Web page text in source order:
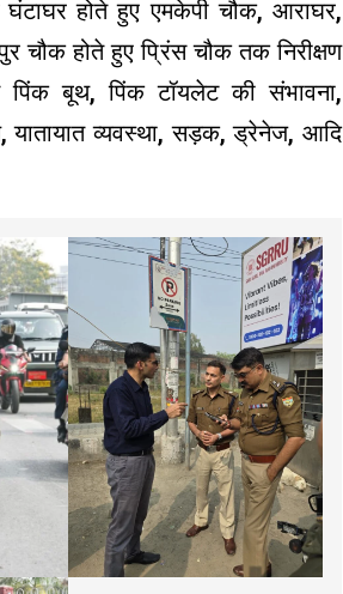
घंटाघर होते हुए एमकेपी चौक, आराघर,
चौक होते हुए प्रिंस चौक तक निरीक्षण
पिंक बूथ, पिंक टॉयलेट की संभावना,
यातायात व्यवस्था, सड़क, ड्रेनेज, आदि